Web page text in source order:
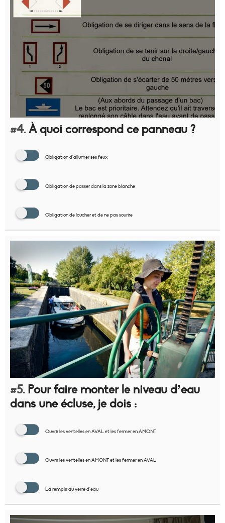
#4.À quoi correspond ce panneau ?
Obligation d'allumer ses feux
Obligation de passer dans la zone blanche
Obligation de loucher et de ne pas sourire
#5.Pour faire monter le niveau d’eau
dans une écluse, je dois :
Ouvrir les ventelles en AVAL et les fermer en AMONT
Ouvrir les ventelles en AMONT et les fermer en AVAL
La remplir au verre d'eau